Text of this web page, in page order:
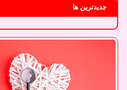
جدیدترین ها